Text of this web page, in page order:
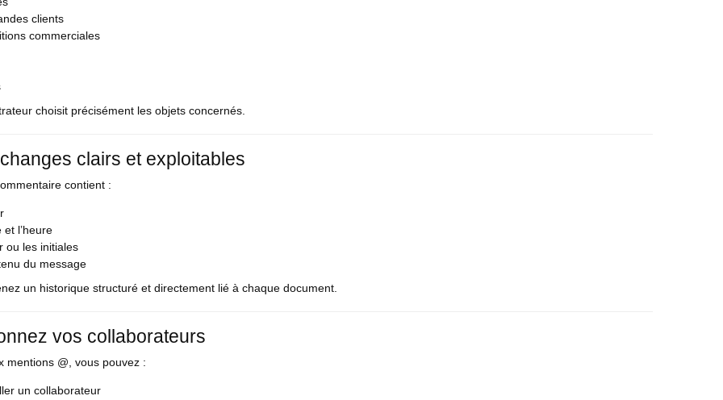
clients
commerciales
choisit précisément les objets concernés.
clairs et exploitables
contient :
et l’heure
ou les initiales
du message
un historique structuré et directement lié à chaque document.
vos collaborateurs
mentions @, vous pouvez :
un collaborateur